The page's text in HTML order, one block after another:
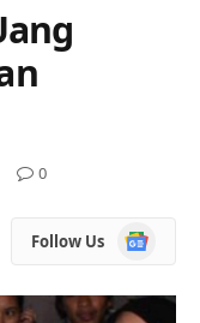
0
Follow Us
Google
News